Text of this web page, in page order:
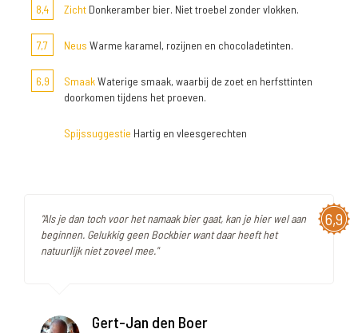
8,4
Zicht Donkeramber bier. Niet troebel zonder vlokken.
7,7 Neus Warme karamel, rozijnen en chocoladetinten.
6,9 SmaakWaterige smaak, waarbij de zoet en herfsttinten
doorkomen tijdens het proeven.
Spijssuggestie Hartig en vleesgerechten
6,9
"Als je dan toch voor het namaak bier gaat, kan je hier wel aan
beginnen. Gelukkig geen Bockbier want daar heeft het
natuurlijk niet zoveel mee."
Gert-Jan den Boer